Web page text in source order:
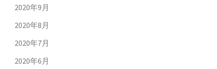
2020年9月
2020年8月
2020年7月
2020年6月